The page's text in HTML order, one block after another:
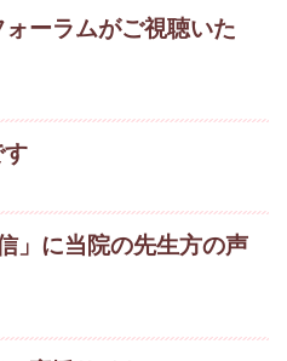
ーラムがご視聴いた
す
」に当院の先生方の声